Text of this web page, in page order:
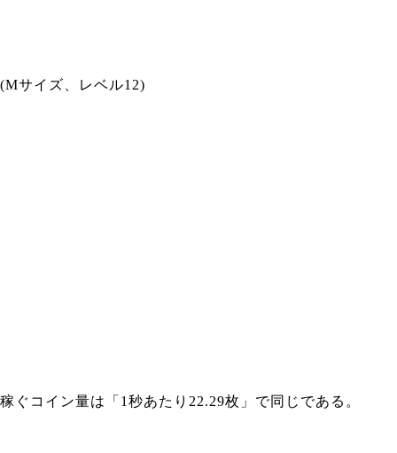
(Mサイズ、レベル12)
稼ぐコイン量は「1秒あたり22.29枚」で同じである。